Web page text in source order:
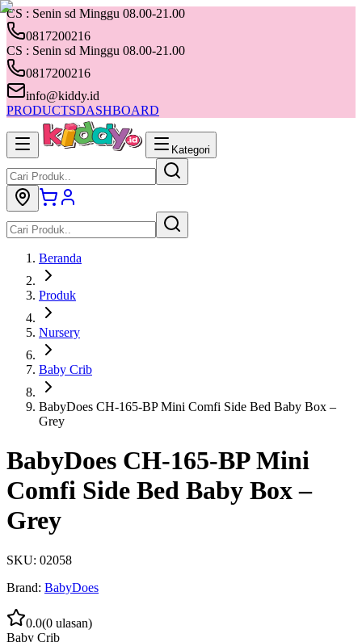
CS : Senin sd Minggu 08.00-21.00
0817200216
CS : Senin sd Minggu 08.00-21.00
0817200216
info@kiddy.id
PRODUCTSDASHBOARD
Kategori
Beranda
Produk
Nursery
Baby Crib
BabyDoes CH-165-BP Mini Comfi Side Bed Baby Box –
Grey
BabyDoes CH-165-BP Mini
Comfi Side Bed Baby Box –
Grey
SKU: 02058
Brand: BabyDoes
0.0(0 ulasan)
Baby Crib